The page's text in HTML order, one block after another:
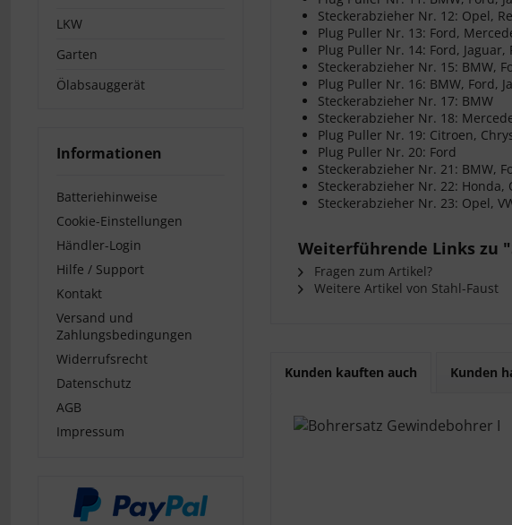
LKW
Garten
Ölabsauggerät
Informationen
Batteriehinweise
Cookie-Einstellungen
Händler-Login
Hilfe / Support
Kontakt
Versand und
Zahlungsbedingungen
Widerrufsrecht
Datenschutz
AGB
Impressum
Steckerabzieher Nr. 12: Opel,
Plug Puller Nr. 13: Ford,
Plug Puller Nr. 14: Ford, Jaguar,
Steckerabzieher Nr. 15: BMW,
Plug Puller Nr. 16: BMW, Ford,
Steckerabzieher Nr. 17: BMW
Steckerabzieher Nr. 18:
Plug Puller Nr. 19: Citroen,
Plug Puller Nr. 20: Ford
Steckerabzieher Nr. 21: BMW,
Steckerabzieher Nr. 22: Honda,
Steckerabzieher Nr. 23: Opel,
Weiterführende Links zu
Fragen zum Artikel?
Weitere Artikel von Stahl-Faust
Kunden kauften auch Kunden